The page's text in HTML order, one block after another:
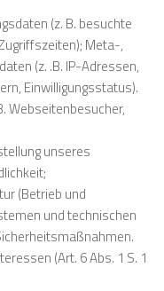
(z. B. besuchte
Meta-,
(z. .B. IP-Adressen,
Einwilligungsstatus).
Webseitenbesucher,
unseres
(Betrieb und
und technischen
(Art. 6 Abs. 1 S. 1